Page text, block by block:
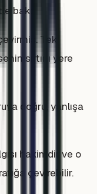
bak:
Tek
sırtını yere
doğru, yanlışa
hakimdir ve o
çevirebilir.